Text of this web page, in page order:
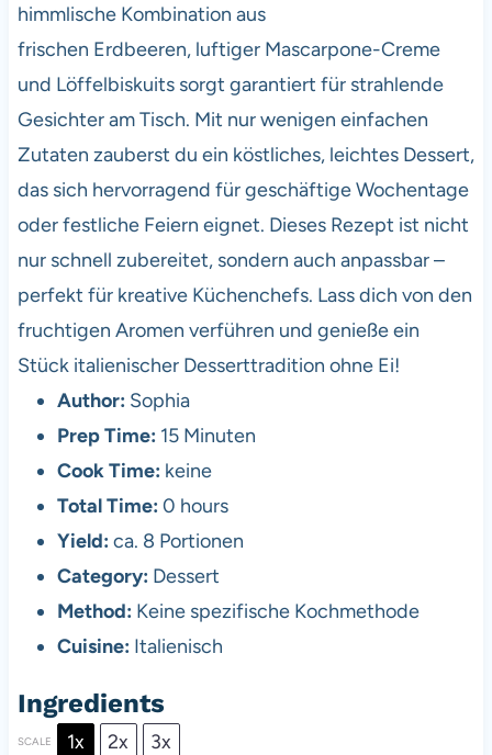
himmlische Kombination aus
frischen Erdbeeren, luftiger Mascarpone-Creme
und Löffelbiskuits sorgt garantiert für strahlende
Gesichter am Tisch. Mit nur wenigen einfachen
Zutaten zauberst du ein köstliches, leichtes Dessert,
das sich hervorragend für geschäftige Wochentage
oder festliche Feiern eignet. Dieses Rezept ist nicht
nur schnell zubereitet, sondern auch anpassbar –
perfekt für kreative Küchenchefs. Lass dich von den
fruchtigen Aromen verführen und genieße ein
Stück italienischer Desserttradition ohne Ei!
Author: Sophia
Prep Time: 15 Minuten
Cook Time: keine
Total Time: 0 hours
Yield: ca. 8 Portionen
Category: Dessert
Method: Keine spezifische Kochmethode
Cuisine: Italienisch
Ingredients
SCALE 1x 2x 3x